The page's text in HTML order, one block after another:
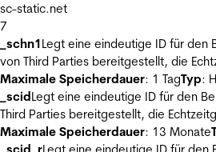
sc-static.net
7
_schn1Legt eine eindeutige ID für den
von Third Parties bereitgestellt, die
Maximale Speicherdauer: 1 TagTyp:
_scidLegt eine eindeutige ID für den
Third Parties bereitgestellt, die
Maximale Speicherdauer: 13 Monate